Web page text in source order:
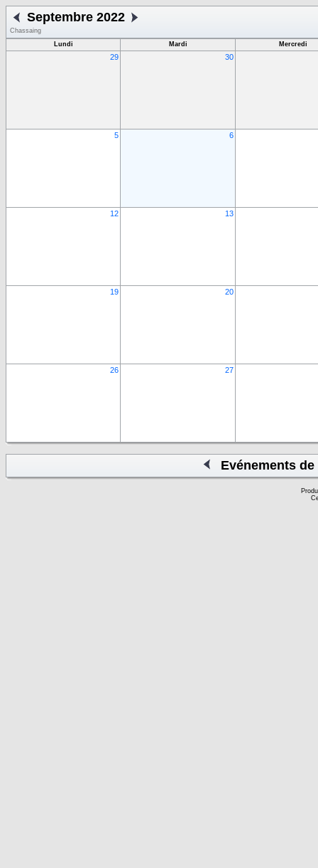
Septembre 2022
Chassaing
Lundi
Mardi Mercredi
29 30
5 6
12 13
19 20
26 27
Evénements